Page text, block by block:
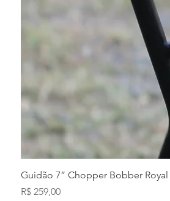
Guidão 7” Chopper Bobber
Preço
R$ 259,00